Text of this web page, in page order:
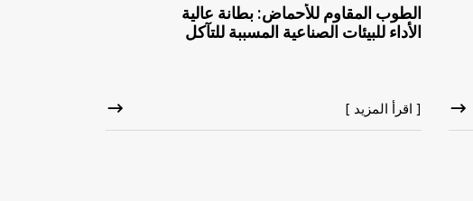
الطوب المقاوم للأحماض: بطانة عالية
الأداء للبيئات الصناعية المسببة للتآكل
[ اقرأ المزيد ]